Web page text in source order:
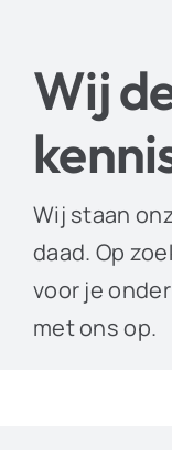
Wij
Wij staan
daad. Op
voor je
met ons op.